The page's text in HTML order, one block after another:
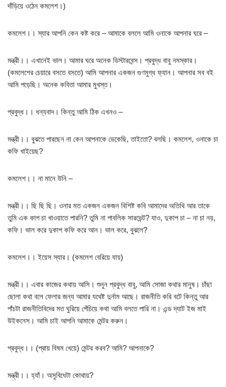
দাঁড়িয়ে ওঠেন কমলেশ।)
কমলেশ।। স্যার আপনি কেন কষ্ট করে – আমাকে বললে আমি ওনাকে আপনার ঘরে –
মন্ত্রী।। এখানেই ভাল। আমার ঘরে অনেক ডিস্টারবেন্স। প্রবুদ্ধ বাবু নমস্কার।
(কমলেশের চেয়ারে বসতে বসতে) আমি আপনার একজন গুণমুগ্ধ ফ্যান। আপনার সব বই
আমি পড়েছি। অনেক কবিতা আমার মুখস্ত।
প্রবুদ্ধ।। ধন্যবাদ। কিন্তু আমি ঠিক এখনও –
মন্ত্রী।। বুঝতে পারছেন না কেন আপনাকে ডেকেছি, তাইতো? বলছি। কমলেশ, ওনাকে চা
কফি খাইয়েছ?
কমলেশ।। না মানে উনি –
মন্ত্রী।। ছি ছি ছি। ওনার মত একজন একজন বিশিষ্ট কবি আমাদের অতিথি আর তাকে
তুমি এক কাপ চা খাওয়াতে পারনি? তুমি না পাবলিক সারভেন্ট? যাও, দুকাপ চা – না চা নয়,
কফি। ভাল করে দুকাপ কফি করে আন। ভাল করে, বুঝলে?
কমলেশ।। ইয়েস স্যার। (কমলেশ বেরিয়ে যায়)
মন্ত্রী।। এবার কাজের কথায় আসি। শুনুন প্রবুদ্ধ বাবু, আমি সোজা কথার মানুষ। চাঁছা
ছোলা কথা বলে ফেলার জন্য আমার যথেষ্ট দুর্নাম আছে। রাজনীতি করি বটে কিন্তু আর
পাঁচটা রাজনীতিবিদের মত ঘুরিয়ে পেঁচিয়ে কথা আমি বলতে পারি না। এন্ড দ্যাট ইজ মাই
উইকনেস। আমি চাই আপনি আমাকে মেন্টর করুন।
প্রবুদ্ধ।। (প্রায় বিষম খেয়ে) মেন্টর করব? আমি? আপনাকে?
মন্ত্রী।। হ্যাঁ। অসুবিধেটা কোথায়?